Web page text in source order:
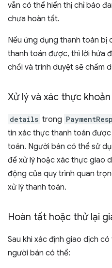
vẫn có thể hiển thị chỉ báo
chưa hoàn tất.
Nếu ứng dụng thanh toán bị
thanh toán được, thì lời hứa
chối và trình duyệt sẽ chấm
Xử lý và xác thực
details trong
tin xác thực thanh toán
toán. Người bán có thể sử
để xử lý hoặc xác thực giao
động của quy trình quan
xử lý thanh toán.
Hoàn tất hoặc thử lại
Sau khi xác định giao dịch
người bán có thể: